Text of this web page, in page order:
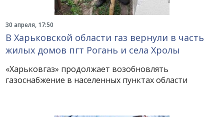
30 апреля, 17:50
В Харьковской области газ вернули в часть
жилых домов пгт Рогань и села Хролы
«Харьковгаз» продолжает возобновлять
газоснабжение в населенных пунктах области